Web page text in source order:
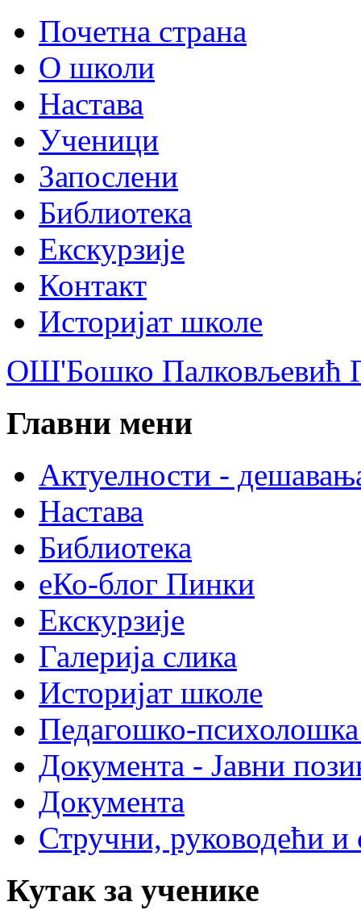
Почетна страна
О школи
Настава
Ученици
Запослени
Библиотека
Екскурзије
Контакт
Историјат школе
ОШ'Бошко Палковљевић
Главни мени
Актуелности -
Настава
Библиотека
еКо-блог Пинки
Екскурзије
Галерија слика
Историјат школе
Педагошко-психолошка
Документа - Јавни
Документа
Стручни, руководећи и
Кутак за ученике